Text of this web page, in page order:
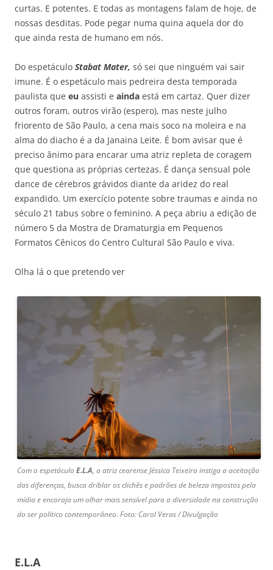
curtas. E potentes. E todas as montagens falam de hoje, de
nossas desditas. Pode pegar numa quina aquela dor do
que ainda resta de humano em nós.
Do espetáculo Stabat Mater, só sei que ninguém vai sair
imune. É o espetáculo mais pedreira desta temporada
paulista que eu assisti e ainda está em cartaz. Quer dizer
outros foram, outros virão (espero), mas neste julho
friorento de São Paulo, a cena mais soco na moleira e na
alma do diacho é a da Janaina Leite. É bom avisar que é
preciso ânimo para encarar uma atriz repleta de coragem
que questiona as próprias certezas. É dança sensual pole
dance de cérebros grávidos diante da aridez do real
expandido. Um exercício potente sobre traumas e ainda no
século 21 tabus sobre o feminino. A peça abriu a edição de
número 5 da Mostra de Dramaturgia em Pequenos
Formatos Cênicos do Centro Cultural São Paulo e viva.
Olha lá o que pretendo ver
Com o espetáculo E.L.A, a atriz cearense Jéssica Teixeira instiga a aceitação
das diferenças, busca driblar os clichês e padrões de beleza impostos pela
mídia e encoraja um olhar mais sensível para a diversidade na construção
do ser político contemporâneo. Foto: Carol Veras / Divulgação
E.L.A